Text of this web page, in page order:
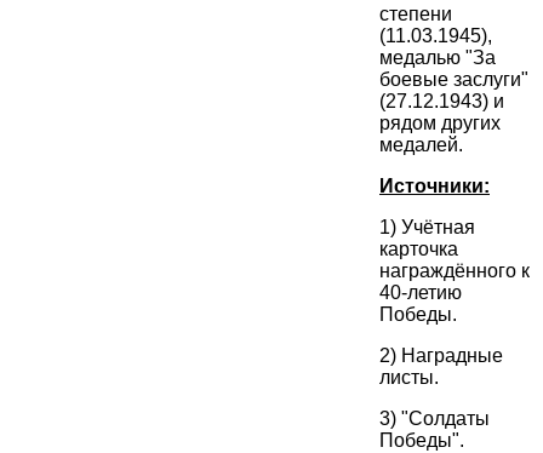
степени
(11.03.1945),
медалью "За
боевые заслуги"
(27.12.1943) и
рядом других
медалей.
Источники:
1) Учётная
карточка
награждённого к
40-летию
Победы.
2) Наградные
листы.
3) "Солдаты
Победы".